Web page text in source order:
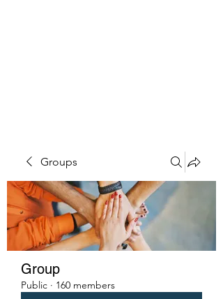
Groups
Group
Public · 160 members